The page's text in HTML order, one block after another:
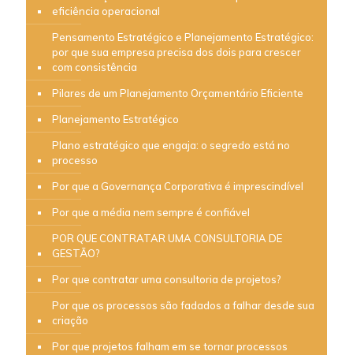
eficiência operacional
Pensamento Estratégico e Planejamento Estratégico:
por que sua empresa precisa dos dois para crescer
com consistência
Pilares de um Planejamento Orçamentário Eficiente
Planejamento Estratégico
Plano estratégico que engaja: o segredo está no
processo
Por que a Governança Corporativa é imprescindível
Por que a média nem sempre é confiável
POR QUE CONTRATAR UMA CONSULTORIA DE
GESTÃO?
Por que contratar uma consultoria de projetos?
Por que os processos são fadados a falhar desde sua
criação
Por que projetos falham em se tornar processos